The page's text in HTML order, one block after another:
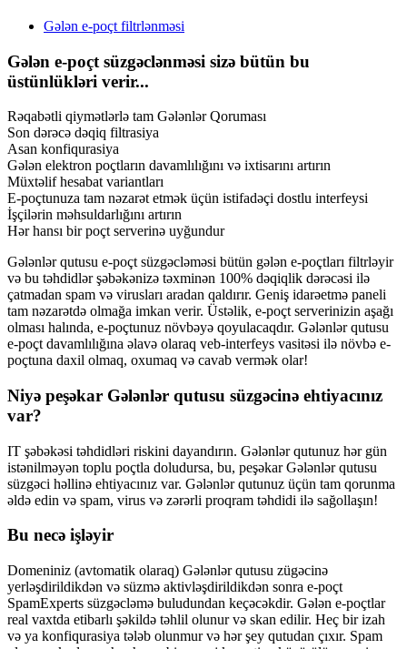
Gələn e-poçt filtrlənməsi
Gələn e-poçt süzgəclənməsi sizə bütün bu
üstünlükləri verir...
Rəqabətli qiymətlərlə tam Gələnlər Qoruması
Son dərəcə dəqiq filtrasiya
Asan konfiqurasiya
Gələn elektron poçtların davamlılığını və ixtisarını artırın
Müxtəlif hesabat variantları
E-poçtunuza tam nəzarət etmək üçün istifadəçi dostlu interfeysi
İşçilərin məhsuldarlığını artırın
Hər hansı bir poçt serverinə uyğundur
Gələnlər qutusu e-poçt süzgəcləməsi bütün gələn e-poçtları filtrləyir
və bu təhdidlər şəbəkənizə təxminən 100% dəqiqlik dərəcəsi ilə
çatmadan spam və virusları aradan qaldırır. Geniş idarəetmə paneli
tam nəzarətdə olmağa imkan verir. Üstəlik, e-poçt serverinizin aşağı
olması halında, e-poçtunuz növbəyə qoyulacaqdır. Gələnlər qutusu
e-poçt davamlılığına əlavə olaraq veb-interfeys vasitəsi ilə növbə e-
poçtuna daxil olmaq, oxumaq və cavab vermək olar!
Niyə peşəkar Gələnlər qutusu süzgəcinə ehtiyacınız
var?
IT şəbəkəsi təhdidləri riskini dayandırın. Gələnlər qutunuz hər gün
istənilməyən toplu poçtla doludursa, bu, peşəkar Gələnlər qutusu
süzgəci həllinə ehtiyacınız var. Gələnlər qutunuz üçün tam qorunma
əldə edin və spam, virus və zərərli proqram təhdidi ilə sağollaşın!
Bu necə işləyir
Domeniniz (avtomatik olaraq) Gələnlər qutusu zügəcinə
yerləşdirildikdən və süzmə aktivləşdirildikdən sonra e-poçt
SpamExperts süzgəcləmə buludundan keçəcəkdir. Gələn e-poçtlar
real vaxtda etibarlı şəkildə təhlil olunur və skan edilir. Heç bir izah
və ya konfiqurasiya tələb olunmur və hər şey qutudan çıxır. Spam